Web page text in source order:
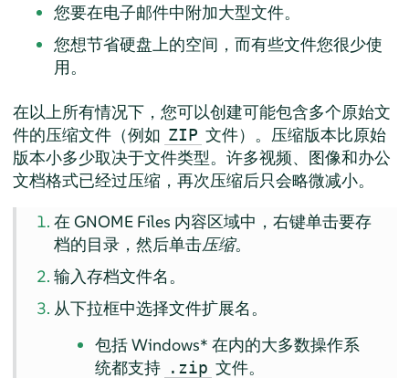
您要在电子邮件中附加大型文件。
您想节省硬盘上的空间，而有些文件您很少使
用。
在以上所有情况下，您可以创建可能包含多个原始文
件的压缩文件（例如 ZIP 文件）。压缩版本比原始
版本小多少取决于文件类型。许多视频、图像和办公
文档格式已经过压缩，再次压缩后只会略微减小。
在 GNOME Files 内容区域中，右键单击要存
档的目录，然后单击压缩。
输入存档文件名。
从下拉框中选择文件扩展名。
包括 Windows* 在内的大多数操作系
统都支持 .zip 文件。